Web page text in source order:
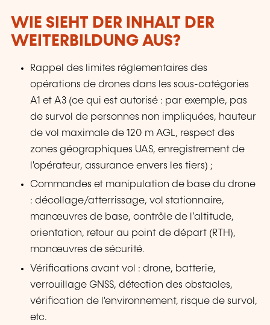
WIE SIEHT DER INHALT DER
WEITERBILDUNG AUS?
Rappel des limites réglementaires des
opérations de drones dans les sous-catégories
A1 et A3 (ce qui est autorisé : par exemple, pas
de survol de personnes non impliquées, hauteur
de vol maximale de 120 m AGL, respect des
zones géographiques UAS, enregistrement de
l'opérateur, assurance envers les tiers) ;
Commandes et manipulation de base du drone
: décollage/atterrissage, vol stationnaire,
manœuvres de base, contrôle de l’altitude,
orientation, retour au point de départ (RTH),
manœuvres de sécurité.
Vérifications avant vol : drone, batterie,
verrouillage GNSS, détection des obstacles,
vérification de l'environnement, risque de survol,
etc.